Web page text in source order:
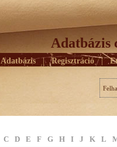
Adatbázis
Adatbázis | Regisztráció |
C D E F G H I J K L